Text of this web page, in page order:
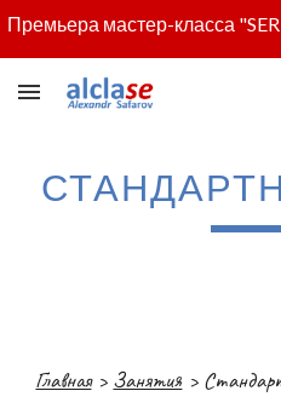
Главная> Занятия > С